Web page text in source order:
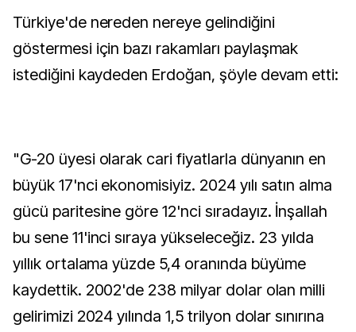
Türkiye'de nereden nereye gelindiğini
göstermesi için bazı rakamları paylaşmak
istediğini kaydeden Erdoğan, şöyle devam etti:
"G-20 üyesi olarak cari fiyatlarla dünyanın en
büyük 17'nci ekonomisiyiz. 2024 yılı satın alma
gücü paritesine göre 12'nci sıradayız. İnşallah
bu sene 11'inci sıraya yükseleceğiz. 23 yılda
yıllık ortalama yüzde 5,4 oranında büyüme
kaydettik. 2002'de 238 milyar dolar olan milli
gelirimizi 2024 yılında 1,5 trilyon dolar sınırına